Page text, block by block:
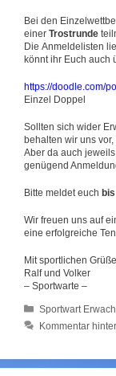
Bei den
einer Trostrunde
Die Anmeldelisten
könnt ihr Euch auch
https://doodle.com/
Einzel Doppel
Sollten sich wider
behalten wir uns
Aber da auch
genügend
Bitte meldet euch
Wir freuen uns auf
eine erfolgreiche
Mit sportlichen
Ralf und Volker
– Sportwarte –
Kategorien
Sportwart
Kommentar